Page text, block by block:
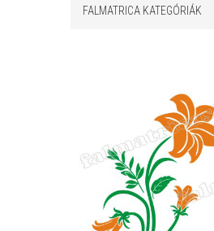
FALMATRICA KATEGÓRIÁK